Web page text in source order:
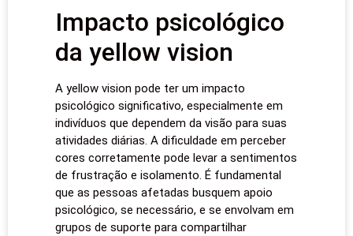
Impacto psicológico
da yellow vision
A yellow vision pode ter um impacto
psicológico significativo, especialmente em
indivíduos que dependem da visão para suas
atividades diárias. A dificuldade em perceber
cores corretamente pode levar a sentimentos
de frustração e isolamento. É fundamental
que as pessoas afetadas busquem apoio
psicológico, se necessário, e se envolvam em
grupos de suporte para compartilhar